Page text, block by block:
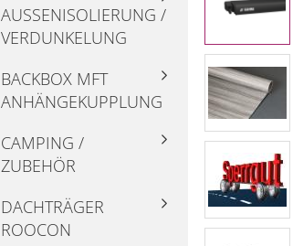
AUSSENISOLIERUNG / V
ERDUNKELUNG
BACKBOX MFT
ANHÄNGEKUPPLUNG
CAMPING /
ZUBEHÖR
DACHTRÄGER
ROOCON